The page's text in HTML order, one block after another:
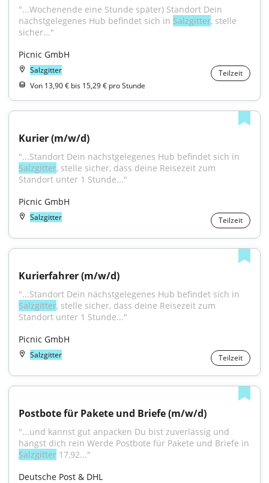
"...Wochenende eine Stunde später) Standort Dein
nächstgelegenes Hub befindet sich in Salzgitter, stelle
sicher..."
Picnic GmbH
Salzgitter
Teilzeit
Von 13,90 € bis 15,29 € pro Stunde
Kurier (m/w/d)
Salzgitter, stelle sicher, dass deine Reisezeit zum
Standort unter 1 Stunde..."
Picnic GmbH
Salzgitter Teilzeit
Kurierfahrer (m/w/d)
Salzgitter, stelle sicher, dass deine Reisezeit zum
Standort unter 1 Stunde..."
Picnic GmbH
Salzgitter Teilzeit
Postbote für Pakete und Briefe (m/w/d)
"...und kannst gut anpacken Du bist zuverlässig und
Salzgitter 17,92..."
Deutsche Post & DHL